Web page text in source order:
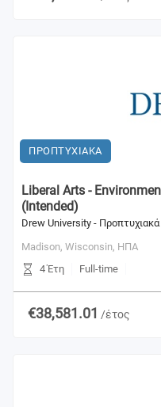
ΠΡΟΠΤΥΧΙΑΚΑ
Liberal Arts -
(Intended)
Drew University -
Madison, Wisconsin, ΗΠΑ
4 Έτη
Full-time
€38,581.01 /έτος